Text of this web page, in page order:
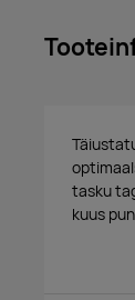
tasku
kuus